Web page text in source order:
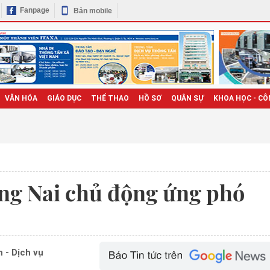
Fanpage Bản mobile
VĂN HÓA GIÁO DỤC THỂ THAO HỒ SƠ QUÂN SỰ KHOA HỌC -
Nai chủ động ứng phó
- Dịch vụ